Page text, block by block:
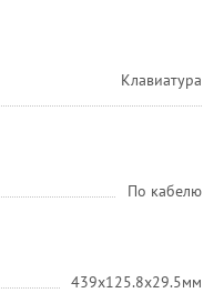
Клавиатура
По кабелю
439x125.8x29.5мм